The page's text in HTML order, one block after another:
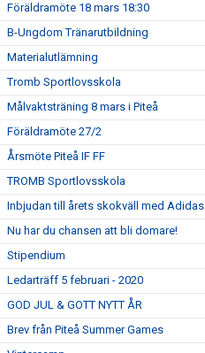
Föräldramöte 18 mars 18:30
B-Ungdom Tränarutbildning
Materialutlämning
Tromb Sportlovsskola
Målvaktsträning 8 mars i Piteå
Föräldramöte 27/2
Årsmöte Piteå IF FF
TROMB Sportlovsskola
Inbjudan till årets skokväll med Adidas
Nu har du chansen att bli domare!
Stipendium
Ledarträff 5 februari - 2020
GOD JUL & GOTT NYTT ÅR
Brev från Piteå Summer Games